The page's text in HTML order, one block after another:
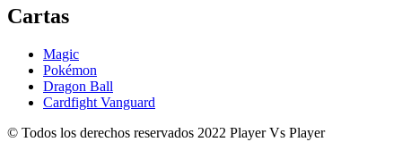
Cartas
Magic
Pokémon
Dragon Ball
Cardfight Vanguard
© Todos los derechos reservados 2022 Player Vs Player